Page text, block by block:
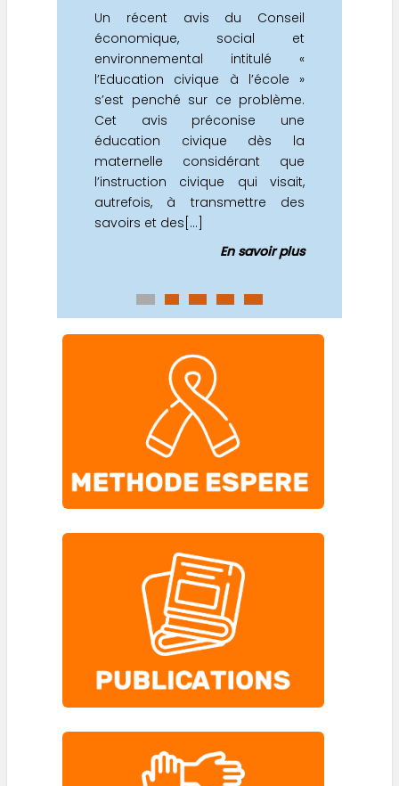
Un récent avis du Conseil
économique, social et
environnemental intitulé «
l’Education civique à l’école »
s’est penché sur ce problème.
Cet avis préconise une
éducation civique dès la
maternelle considérant que
l’instruction civique qui visait,
autrefois, à transmettre des
savoirs et des[...]
En savoir plus
0 1 2 3 4